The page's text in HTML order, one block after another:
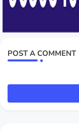
POST A COMMENT